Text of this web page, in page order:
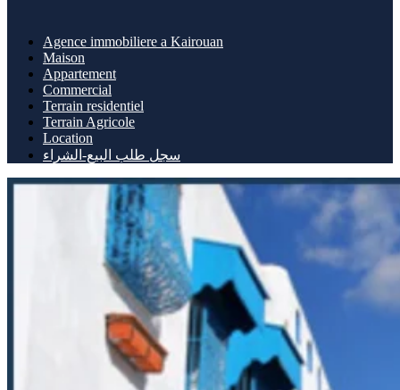
Agence immobiliere a Kairouan
Maison
Appartement
Commercial
Terrain residentiel
Terrain Agricole
Location
سجل طلب البيع-الشراء